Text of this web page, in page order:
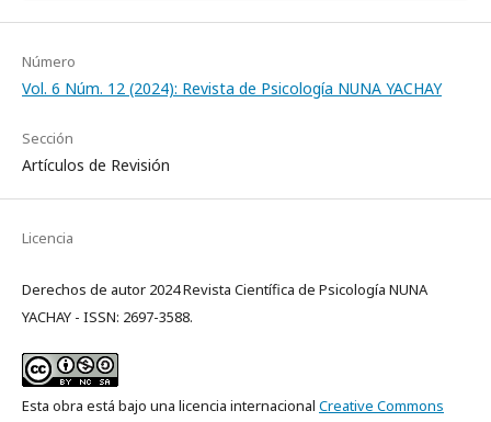
Número
Vol. 6 Núm. 12 (2024): Revista de Psicología NUNA YACHAY
Sección
Artículos de Revisión
Licencia
Derechos de autor 2024 Revista Científica de Psicología NUNA
YACHAY - ISSN: 2697-3588.
Esta obra está bajo una licencia internacional Creative Commons